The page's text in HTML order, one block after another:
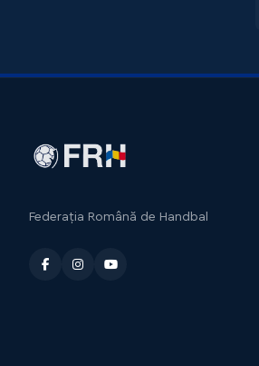
Federația Română de Handbal